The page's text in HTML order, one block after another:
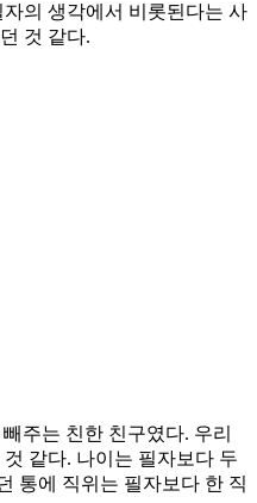
의 생각에서 비롯된다는 사
것 같다.
주는 친한 친구였다. 우리
같다. 나이는 필자보다 두
통에 직위는 필자보다 한 직